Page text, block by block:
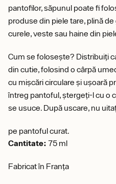
pantofilor, săpunul poate fi
produse din piele tare, plină
curele, veste sau haine din
Cum se folosește? Distribuiți
din cutie, folosind o cârpă
cu mișcări circulare și ușoară
întreg pantoful, ștergeți-l cu o
se usuce. După uscare, nu
pe pantoful curat.
Cantitate: 75 ml
Fabricat în Franța